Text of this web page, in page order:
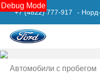
Debug Mode
+7 (4822) 777-917 -
Автомобили с пробегом